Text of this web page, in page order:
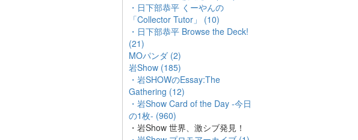
・日下部恭平 くーやんの
「Collector Tutor」 (10)
・日下部恭平 Browse the Deck!
(21)
MOパンダ (2)
岩Show (185)
・岩SHOWのEssay:The
Gathering (12)
・岩Show Card of the Day -今日
の1枚- (960)
・岩Show 世界、激シブ発見！